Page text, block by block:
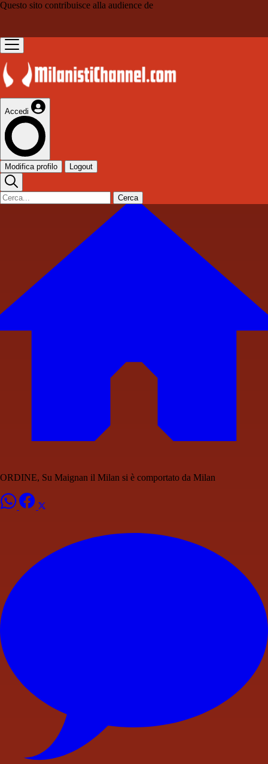
Questo sito contribuisce alla audience de
Accedi
Modifica profilo Logout
Cerca
ORDINE, Su Maignan il Milan si è comportato da Milan